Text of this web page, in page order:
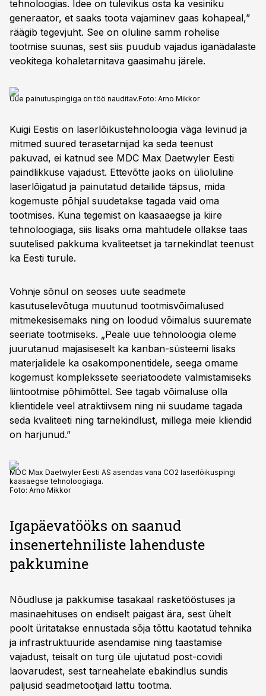
tehnoloogias. Idee on tulevikus osta ka vesiniku
generaator, et saaks toota vajaminev gaas kohapeal,”
räägib tegevjuht. See on oluline samm rohelise
tootmise suunas, sest siis puudub vajadus iganädalaste
veokitega kohaletarnitava gaasimahu järele.
Uue painutuspingiga on töö nauditav.Foto: Arno Mikkor
Kuigi Eestis on laserlõikustehnoloogia väga levinud ja
mitmed suured terasetarnijad ka seda teenust
pakuvad, ei katnud see MDC Max Daetwyler Eesti
paindlikkuse vajadust. Ettevõtte jaoks on ülioluline
laserlõigatud ja painutatud detailide täpsus, mida
kogemuste põhjal suudetakse tagada vaid oma
tootmises. Kuna tegemist on kaasaaegse ja kiire
tehnoloogiaga, siis lisaks oma mahtudele ollakse taas
suutelised pakkuma kvaliteetset ja tarnekindlat teenust
ka Eesti turule.
Vohnje sõnul on seoses uute seadmete
kasutuselevõtuga muutunud tootmisvõimalused
mitmekesisemaks ning on loodud võimalus suuremate
seeriate tootmiseks. „Peale uue tehnoloogia oleme
juurutanud majasiseselt ka kanban-süsteemi lisaks
materjalidele ka osakomponentidele, seega omame
kogemust komplekssete seeriatoodete valmistamiseks
liintootmise põhimõttel. See tagab võimaluse olla
klientidele veel atraktiivsem ning nii suudame tagada
seda kvaliteeti ning tarnekindlust, millega meie kliendid
on harjunud.”
MDC Max Daetwyler Eesti AS asendas vana CO2 laserlõikuspingi
kaasaegse tehnoloogiaga.
Foto: Arno Mikkor
Igapäevatööks on saanud
insenertehniliste lahenduste
pakkumine
Nõudluse ja pakkumise tasakaal rasketööstuses ja
masinaehituses on endiselt paigast ära, sest ühelt
poolt üritatakse ennustada sõja tõttu kaotatud tehnika
ja infrastruktuuride asendamise ning taastamise
vajadust, teisalt on turg üle ujutatud post-covidi
laovarudest, sest tarneahelate ebakindlus sundis
paljusid seadmetootjaid lattu tootma.